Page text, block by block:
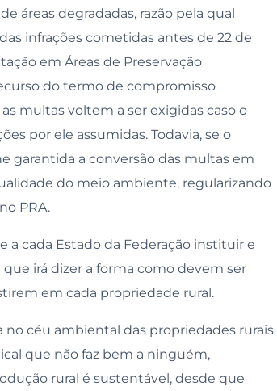
áreas degradadas, razão pela qual
infrações cometidas antes de 22 de
em Áreas de Preservação
do termo de compromisso
multas voltem a ser exigidas caso o
por ele assumidas. Todavia, se o
garantida a conversão das multas em
do meio ambiente, regularizando
PRA.
a cada Estado da Federação instituir e
irá dizer a forma como devem ser
em cada propriedade rural.
no céu ambiental das propriedades rurais
que não faz bem a ninguém,
rural é sustentável, desde que